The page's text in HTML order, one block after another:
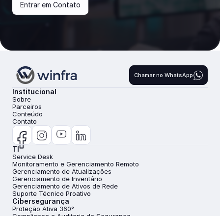
Entrar em Contato
Chamar no WhatsApp
Institucional
Sobre
Parceiros
Conteúdo
Contato
TI
Service Desk
Monitoramento e Gerenciamento Remoto
Gerenciamento de Atualizações
Gerenciamento de Inventário
Gerenciamento de Ativos de Rede
Suporte Técnico Proativo
Cibersegurança
Proteção Ativa 360°